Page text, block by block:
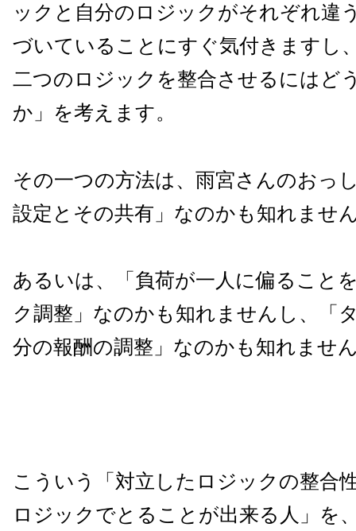
ックと自分のロジックがそれぞれ違
づいていることにすぐ気付きますし
二つのロジックを整合させるにはど
か」を考えます。
その一つの方法は、雨宮さんのおっ
設定とその共有」なのかも知れませ
あるいは、「負荷が一人に偏ること
ク調整」なのかも知れませんし、「
分の報酬の調整」なのかも知れませ
こういう「対立したロジックの整合
ロジックでとることが出来る人」を